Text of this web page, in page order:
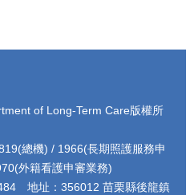
of Long-Term Care版權所
總機) / 1966(長期照護服務申
外籍看護申審業務)
：356012 苗栗縣後龍鎮